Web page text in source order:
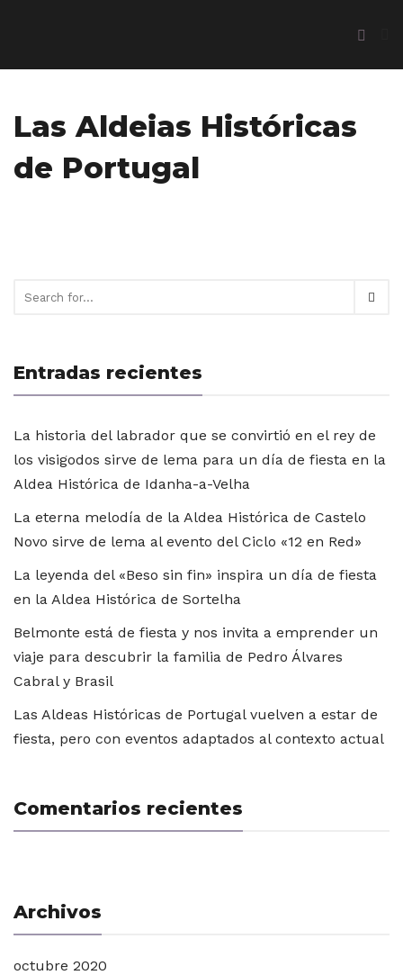
Las Aldeias Históricas
de Portugal
Entradas recientes
La historia del labrador que se convirtió en el rey de
los visigodos sirve de lema para un día de fiesta en la
Aldea Histórica de Idanha-a-Velha
La eterna melodía de la Aldea Histórica de Castelo
Novo sirve de lema al evento del Ciclo «12 en Red»
La leyenda del «Beso sin fin» inspira un día de fiesta
en la Aldea Histórica de Sortelha
Belmonte está de fiesta y nos invita a emprender un
viaje para descubrir la familia de Pedro Álvares
Cabral y Brasil
Las Aldeas Históricas de Portugal vuelven a estar de
fiesta, pero con eventos adaptados al contexto actual
Comentarios recientes
Archivos
octubre 2020